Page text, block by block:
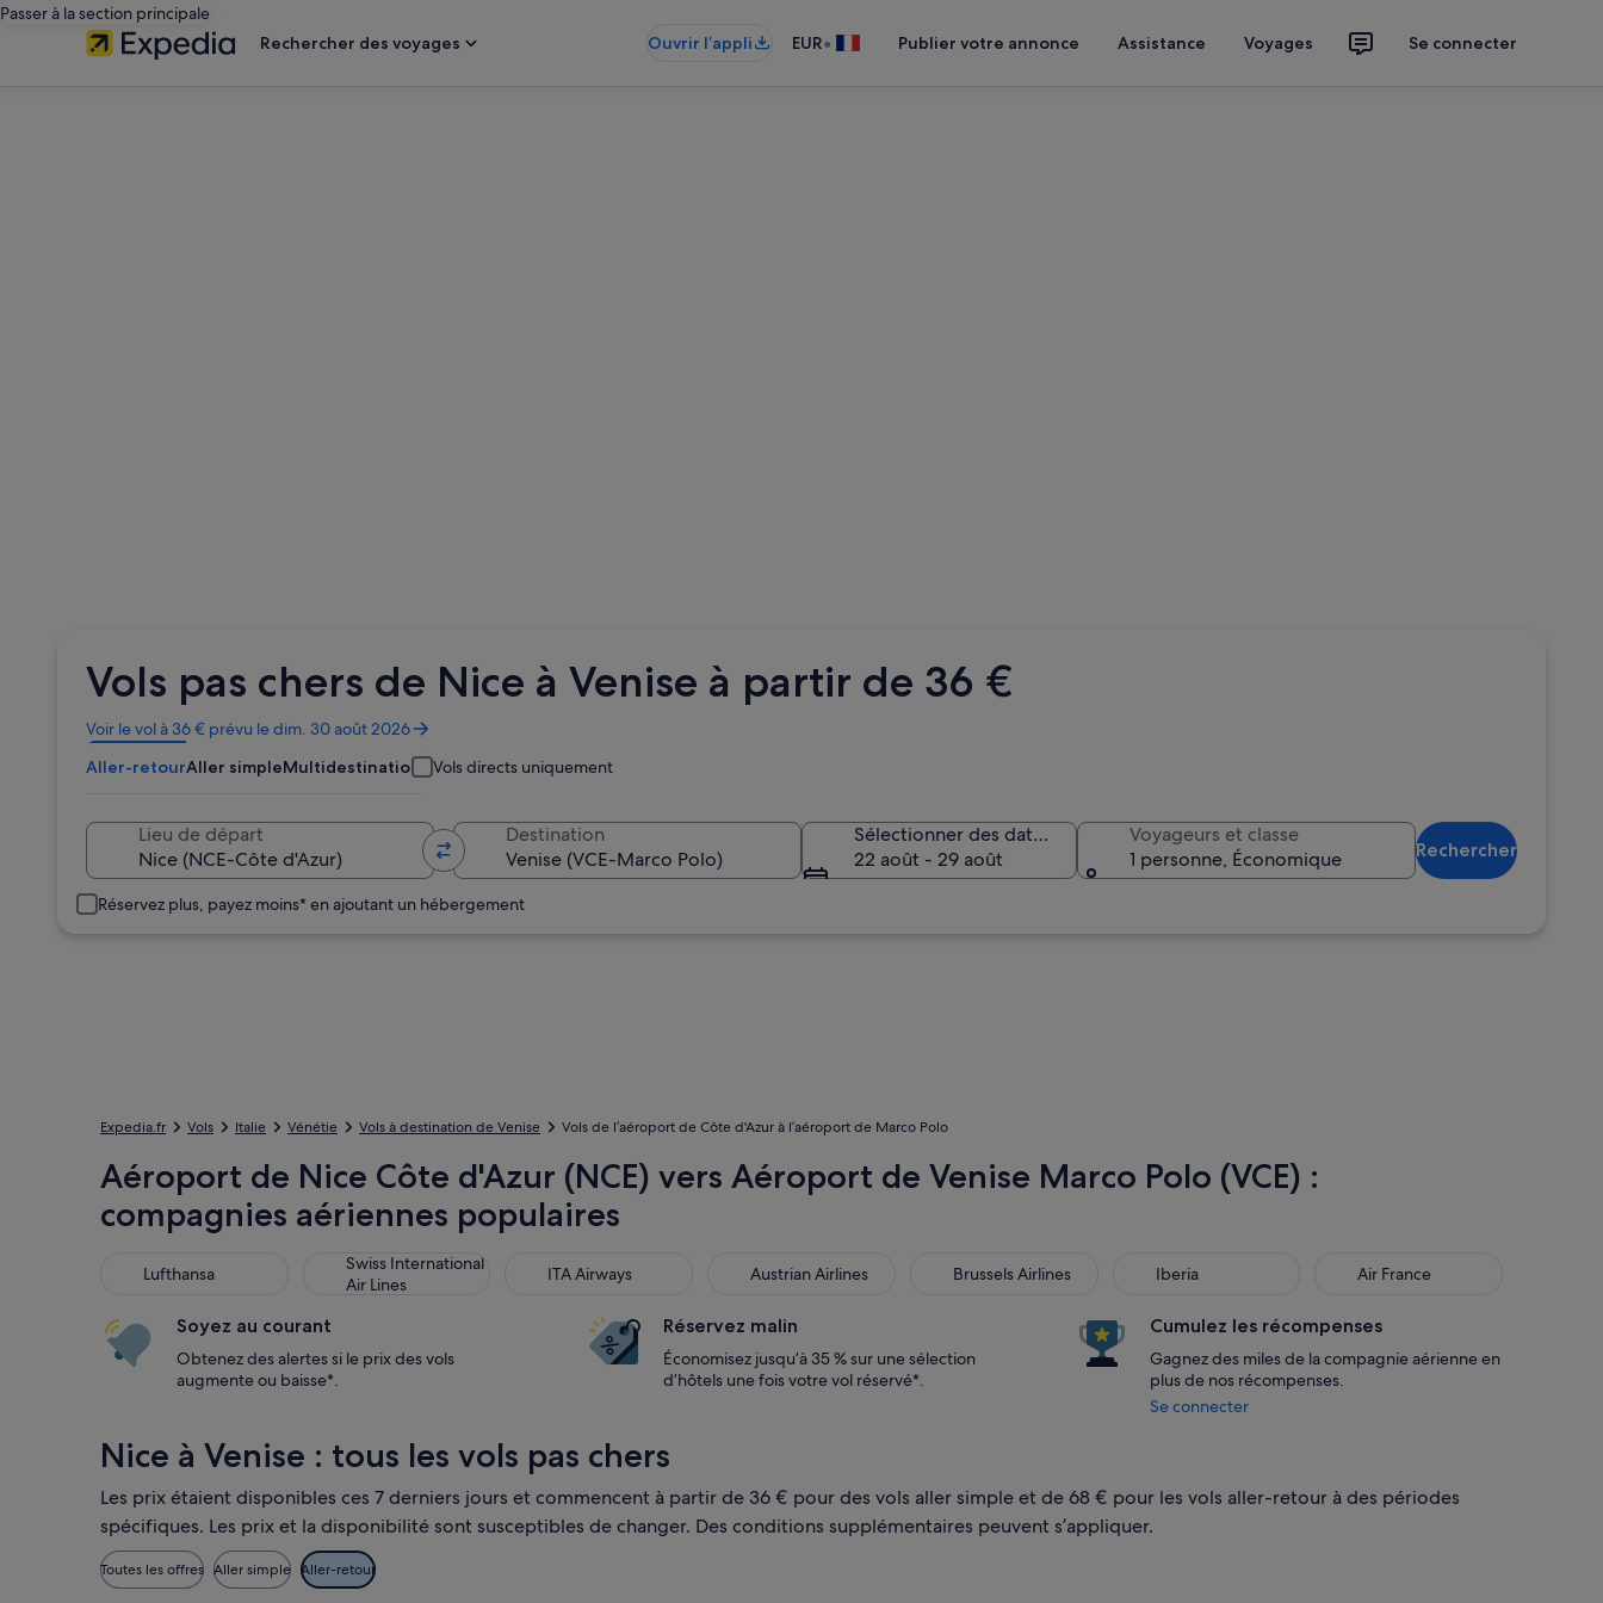
Passer à la section principale
Rechercher des voyages
Ouvrir l’appli EUR• Publier votre annonce Assistance Voyages Se connecter
Vols pas chers de Nice à Venise à partir de 36 €
Voir le vol à 36 € prévu le dim. 30 août 2026
S’ouvre
dans
une
Aller-retourAller simpleMultidestination Vols directs uniquement
Lieu de départ Destination
Sélectionner des dates
22 août - 29 août
Voyageurs et classe
1 personne, Économique
Rechercher
Réservez plus, payez moins* en ajoutant un hébergement
Expedia.fr Vols Italie Vénétie Vols à destination de Venise Vols de l’aéroport de Côte d'Azur à l’aéroport de Marco Polo
Aéroport de Nice Côte d'Azur (NCE) vers Aéroport de Venise Marco Polo (VCE) :
compagnies aériennes populaires
Lufthansa
Lufthansa
Swiss International
Air Lines
Swiss International Air Lines ITA Airways
ITA Airways Austrian Airlines
Austrian Airlines Brussels Airlines
Brussels Airlines Iberia
Iberia Air France
Air France
Soyez au courant
Obtenez des alertes si le prix des vols
augmente ou baisse*.
Réservez malin
Économisez jusqu’à 35 % sur une sélection
d’hôtels une fois votre vol réservé*.
Cumulez les récompenses
Gagnez des miles de la compagnie aérienne en
plus de nos récompenses.
Se connecter
Nice à Venise : tous les vols pas chers
Les prix étaient disponibles ces 7 derniers jours et commencent à partir de 36 € pour des vols aller simple et de 68 € pour les vols aller-retour à des périodes
spécifiques. Les prix et la disponibilité sont susceptibles de changer. Des conditions supplémentaires peuvent s’appliquer.
Toutes les offres Aller simple Aller-retour